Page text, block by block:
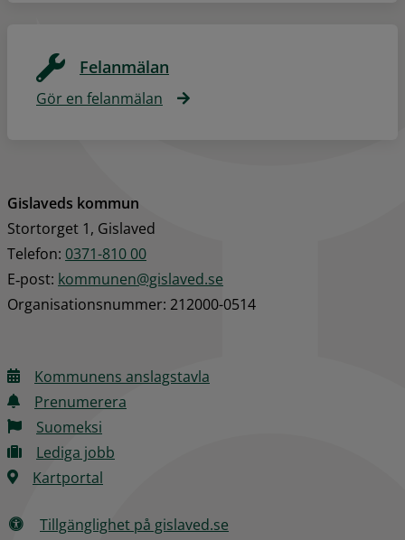
Felanmälan
Gör en felanmälan
Gislaveds kommun
Stortorget 1, Gislaved
Telefon: 0371-810 00
E‑post: kommunen@gislaved.se
Organisationsnummer: 212000-0514
Kommunens anslagstavla
Prenumerera
Suomeksi
Lediga jobb
Kartportal
Tillgänglighet på gislaved.se